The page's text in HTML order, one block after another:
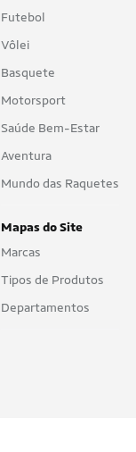
Futebol
Vôlei
Basquete
Motorsport
Saúde Bem-Estar
Aventura
Mundo das Raquetes
Mapas do Site
Marcas
Tipos de Produtos
Departamentos